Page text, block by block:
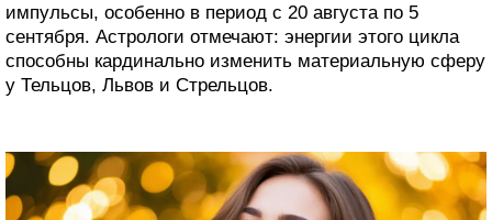
импульсы, особенно в период с 20 августа по 5
сентября. Астрологи отмечают: энергии этого цикла
способны кардинально изменить материальную сферу
у Тельцов, Львов и Стрельцов.